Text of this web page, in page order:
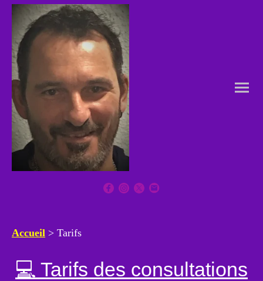
Accueil > Tarifs
💻 Tarifs des consultations